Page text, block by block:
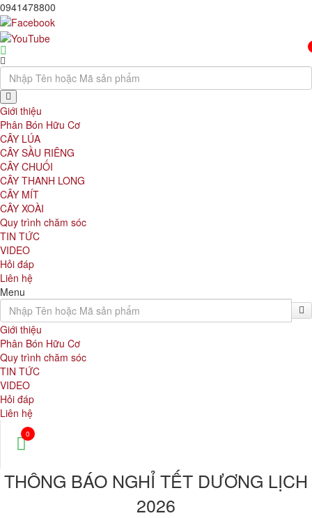
0941478800
Giới thiệu
Phân Bón Hữu Cơ
CÂY LÚA
CÂY SẦU RIÊNG
CÂY CHUỐI
CÂY THANH LONG
CÂY MÍT
CÂY XOÀI
Quy trình chăm sóc
TIN TỨC
VIDEO
Hỏi đáp
Liên hệ
Menu
Giới thiệu
Phân Bón Hữu Cơ
Quy trình chăm sóc
TIN TỨC
VIDEO
Hỏi đáp
Liên hệ
0
THÔNG BÁO NGHỈ TẾT DƯƠNG LỊCH
2026